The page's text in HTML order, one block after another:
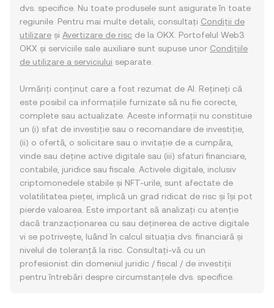
dvs. specifice. Nu toate produsele sunt asigurate în toate
regiunile. Pentru mai multe detalii, consultați Condiții de
utilizare și Avertizare de risc de la OKX. Portofelul Web3
OKX și serviciile sale auxiliare sunt supuse unor Condițiile
de utilizare a serviciului separate.
Urmăriți conținut care a fost rezumat de AI. Rețineți că
este posibil ca informațiile furnizate să nu fie corecte,
complete sau actualizate. Aceste informații nu constituie
un (i) sfat de investiție sau o recomandare de investiție,
(ii) o ofertă, o solicitare sau o invitație de a cumpăra,
vinde sau deține active digitale sau (iii) sfaturi financiare,
contabile, juridice sau fiscale. Activele digitale, inclusiv
criptomonedele stabile și NFT-urile, sunt afectate de
volatilitatea pieței, implică un grad ridicat de risc și își pot
pierde valoarea. Este important să analizați cu atenție
dacă tranzacționarea cu sau deținerea de active digitale
vi se potrivește, luând în calcul situația dvs. financiară și
nivelul de toleranță la risc. Consultați-vă cu un
profesionist din domeniul juridic / fiscal / de investiții
pentru întrebări despre circumstanțele dvs. specifice.